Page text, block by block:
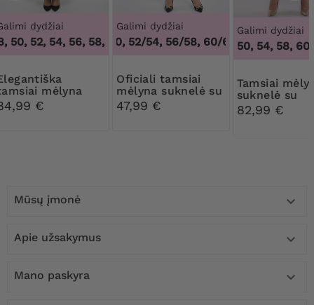
dydžiai
50, 52, 54, 56, 58, 60, 62, 64, 46, 48, 50, 52, 54, 56, 58,
mėlyna
su
€
Galimi dydžiai
48/50, 52/54, 56/58, 60/62 48/50, 52/54,
Oficiali tamsiai
mėlyna suknelė su
sage
47,99 €
Galimi dydžiai
50, 54, 58,
Tamsiai mėlyna
suknelė su
auksiniais
apvadais
82,99 €
Mūsų įmonė 
Apie užsakymus 
Mano paskyra 